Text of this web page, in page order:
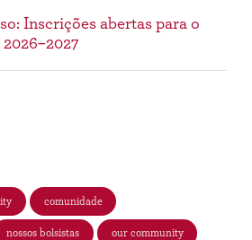
Inscrições abertas para o
comunidade
nossos bolsistas our community